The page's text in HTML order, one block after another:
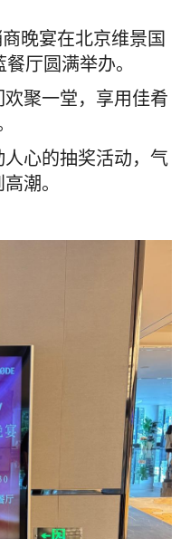
晚宴在北京维景国
厅圆满举办。
聚一堂，享用佳肴
心的抽奖活动，气
潮。